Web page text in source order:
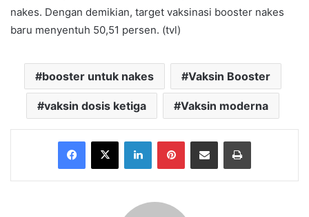
nakes. Dengan demikian, target vaksinasi booster nakes
baru menyentuh 50,51 persen. (tvl)
booster untuk nakes Vaksin Booster
vaksin dosis ketiga Vaksin moderna
Facebook
X LinkedInPinterestShare via Email Print